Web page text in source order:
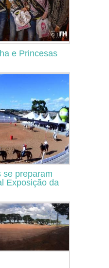
e Princesas
se preparam
Exposição da